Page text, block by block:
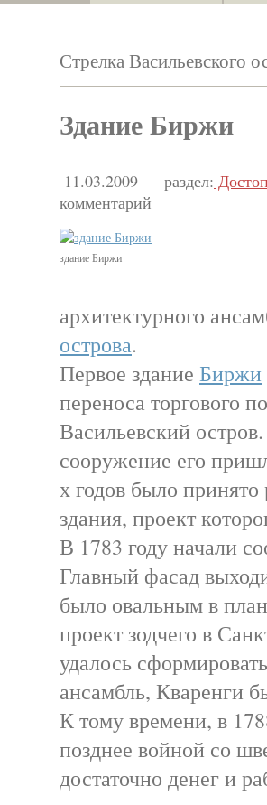
Стрелка Васильевского
Здание Биржи
11.03.2009 раздел:
комментарий
здание Биржи
архитектурного
острова.
Первое здание Биржи
переноса торгового
Васильевский
сооружение его
х годов было
здания, проект
В 1783 году начали
Главный фасад
было овальным в
проект зодчего в
удалось
ансамбль, Кваренги
К тому времени, в
позднее войной со
достаточно денег и